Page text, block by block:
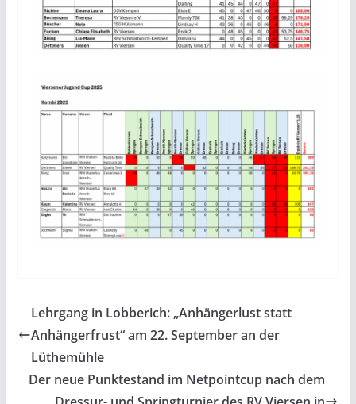
Lehrgang in Lobberich: „Anhängerlust statt
Anhängerfrust“ am 22. September an der
Lüthemühle
Der neue Punktestand im Netpointcup nach dem